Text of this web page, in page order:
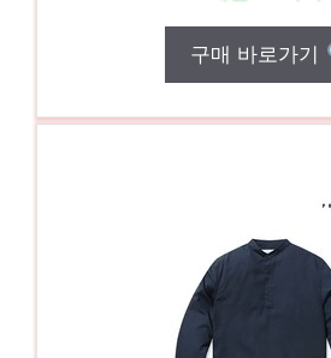
구매 바로가기